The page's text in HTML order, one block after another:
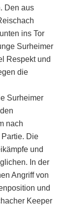
Den aus
ins Tor
Surheimer
Respekt und
die
Surheimer
nach
Die
und
In der
Angriff von
und
Keeper